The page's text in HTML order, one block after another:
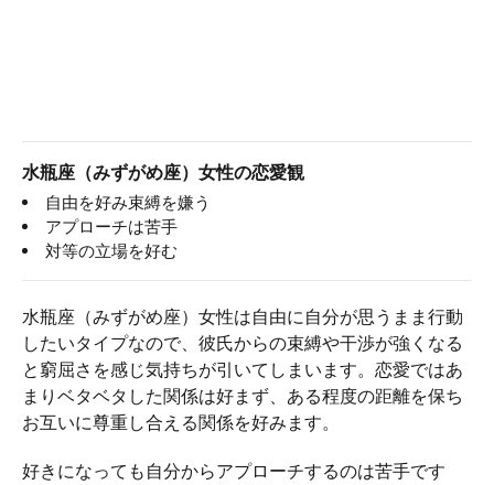
水瓶座（みずがめ座）女性の恋愛観
自由を好み束縛を嫌う
アプローチは苦手
対等の立場を好む
水瓶座（みずがめ座）女性は自由に自分が思うまま行動
したいタイプなので、彼氏からの束縛や干渉が強くなる
と窮屈さを感じ気持ちが引いてしまいます。恋愛ではあ
まりベタベタした関係は好まず、ある程度の距離を保ち
お互いに尊重し合える関係を好みます。
好きになっても自分からアプローチするのは苦手です